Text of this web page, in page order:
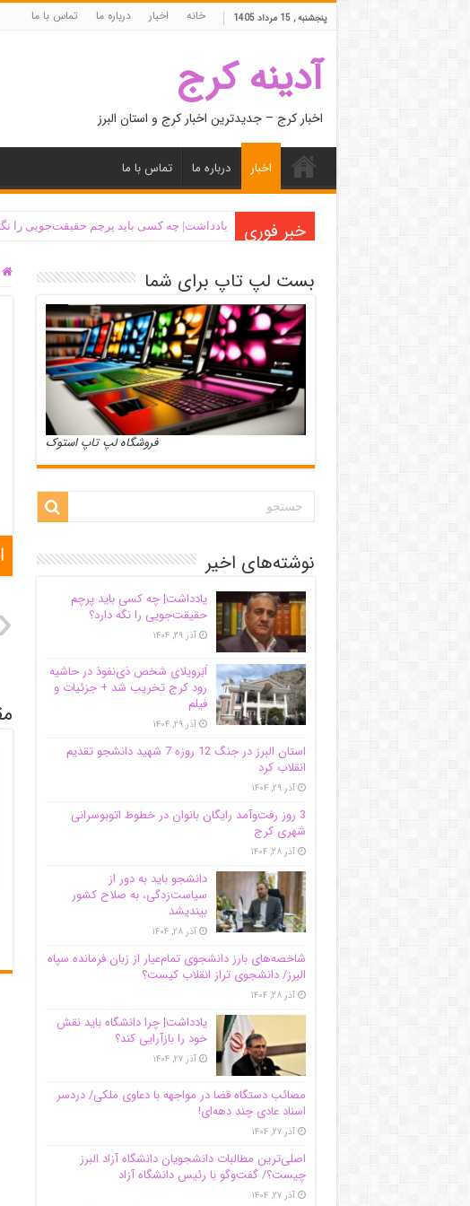
پنجشنبه , 15 مرداد 1405 خانه اخبار درباره ما تماس با ما
آدینه کرج
اخبار کرج – جدیدترین اخبار کرج و استان البرز
اخبار درباره ما تماس با ما
خبر فوری یادداشت| ‌چه کسی باید پرچم حقیقت‌جویی را
بست لپ تاپ برای شما
فروشگاه لپ تاپ استوک
نوشته‌های اخیر
یادداشت| ‌چه کسی باید پرچم
حقیقت‌جویی را نگه دارد؟
آذر ۲۹, ۱۴۰۴
اَبَر‌ویلای شخص ذی‌نفوذ در حاشیه‌
رود کرج تخریب شد + جزئیات و
فیلم
آذر ۲۹, ۱۴۰۴
استان البرز در جنگ 12 روزه 7 شهید دانشجو تقدیم
انقلاب کرد
آذر ۲۹, ۱۴۰۴
3 روز رفت‌وآمد رایگان بانوان در خطوط اتوبوسرانی
شهری کرج
آذر ۲۸, ۱۴۰۴
دانشجو باید به دور از
سیاست‌زدگی، به صلاح کشور
بیندیشد
آذر ۲۸, ۱۴۰۴
شاخصه‌های بارز دانشجوی تمام‌عیار از زبان فرمانده سپاه
البرز/ دانشجوی تراز انقلاب کیست؟
آذر ۲۸, ۱۴۰۴
یادداشت| چرا دانشگاه باید نقش
خود را بازآرایی کند؟
آذر ۲۷, ۱۴۰۴
مصائب دستگاه قضا در مواجهه با دعاوی ملکی/ دردسر
اسناد عادی چند‌ دهه‌ای!
آذر ۲۷, ۱۴۰۴
اصلی‌ترین مطالبات دانشجویان دانشگاه آزاد البرز
چیست؟/ گفت‌وگو با رئیس دانشگاه آز‌اد
آذر ۲۷, ۱۴۰۴